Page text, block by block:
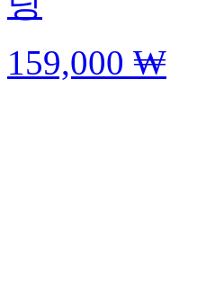
159,000 ₩